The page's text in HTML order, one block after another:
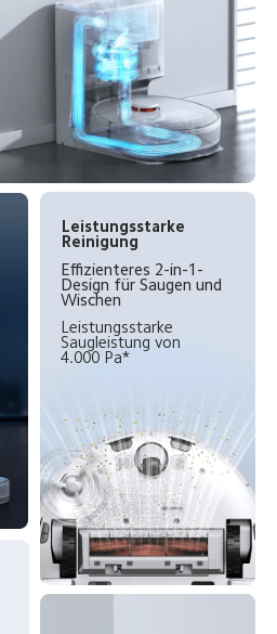
Leistungsstarke
Reinigung
Effizienteres 2-in-1-
Design für Saugen und
Wischen
Leistungsstarke
Saugleistung von
4.000 Pa*